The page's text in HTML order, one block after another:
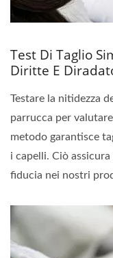
Test Di Taglio
Diritte E
Testare la nitidezza
parrucca per
metodo garantisce
i capelli. Ciò
fiducia nei nostri